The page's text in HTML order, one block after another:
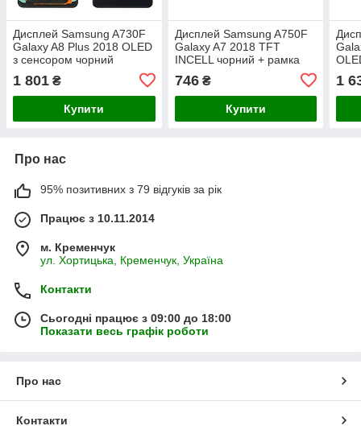
Дисплей Samsung A730F
Galaxy A8 Plus 2018 OLED
з сенсором чорний
1 801 ₴
Купити
Дисплей Samsung A750F
Galaxy A7 2018 TFT
INCELL чорний + рамка
746₴
Купити
1
Про нас
95% позитивних з 79 відгуків за рік
Працює з 10.11.2014
м. Кременчук
ул. Хортицька, Кременчук, Україна
Контакти
Сьогодні працює з 09:00 до 18:00
Показати весь графік роботи
Про нас
Контакти